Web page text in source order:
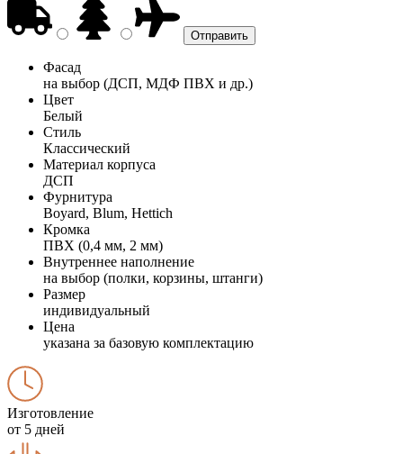
Фасад
на выбор (ДСП, МДФ ПВХ и др.)
Цвет
Белый
Стиль
Классический
Материал корпуса
ДСП
Фурнитура
Boyard, Blum, Hettich
Кромка
ПВХ (0,4 мм, 2 мм)
Внутреннее наполнение
на выбор (полки, корзины, штанги)
Размер
индивидуальный
Цена
указана за базовую комплектацию
Изготовление
от 5 дней